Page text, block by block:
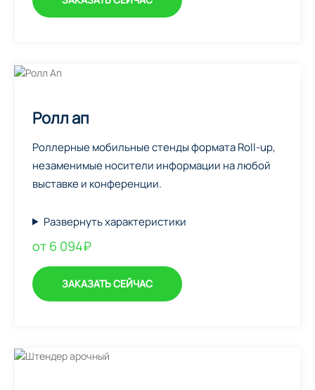
Ролл ап
Роллерные мобильные стенды формата Roll-up,
незаменимые носители информации на любой
выставке и конференции.
Развернуть характеристики
от 6 094₽
ЗАКАЗАТЬ СЕЙЧАС